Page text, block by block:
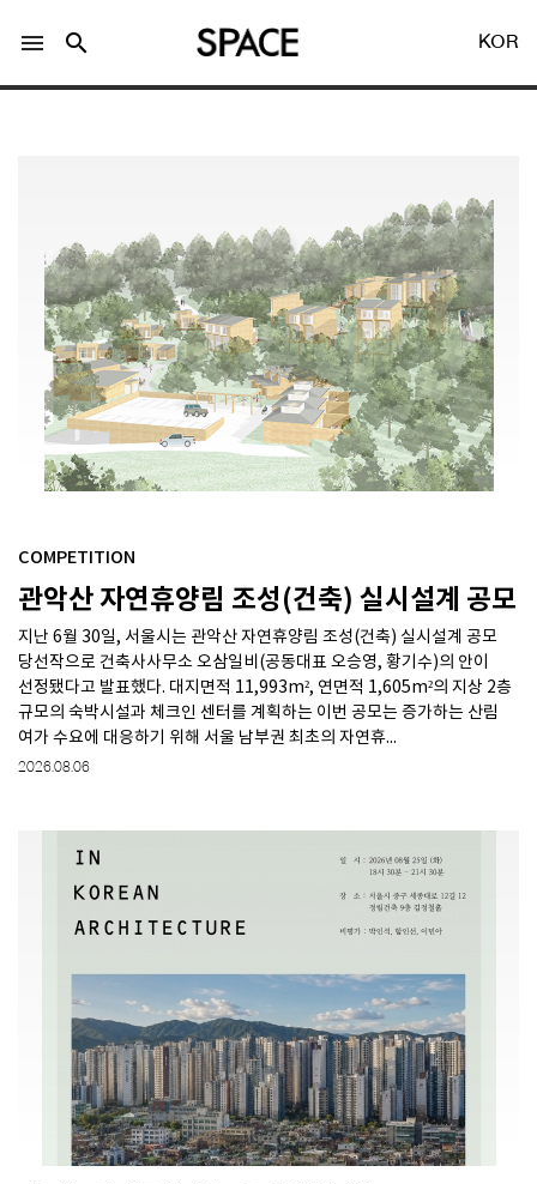
LOGIN 회원가입
Facebook 로그인
Twitter 로그인
Naver 로그인
SPACE 소개
공지사항
기사문의
광고문의
Contact
menu search KOR
COMPETITION
관악산 자연휴양림 조성(건축) 실시설계 공모
지난 6월 30일, 서울시는 관악산 자연휴양림 조성(건축) 실시설계 공모
당선작으로 건축사사무소 오삼일비(공동대표 오승영, 황기수)의 안이
선정됐다고 발표했다. 대지면적 11,993m², 연면적 1,605m²의 지상 2층
규모의 숙박시설과 체크인 센터를 계획하는 이번 공모는 증가하는 산림
여가 수요에 대응하기 위해 서울 남부권 최초의 자연휴...
2026.08.06